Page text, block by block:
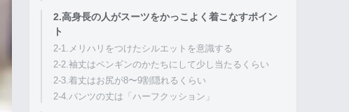
2.高身長の人がスーツをかっこよく着こなすポイン
ト
2-1.メリハリをつけたシルエットを意識する
2-2.袖丈はペンギンのかたちにして少し当たるくらい
2-3.着丈はお尻が8〜9割隠れるくらい
2-4.パンツの丈は「ハーフクッション」